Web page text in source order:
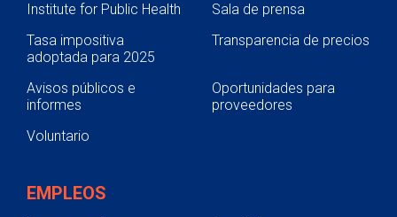
Institute for Public Health
Sala de prensa
Tasa impositiva
adoptada para 2025
Transparencia de precios
Avisos públicos e
informes
Oportunidades para
proveedores
Voluntario
EMPLEOS